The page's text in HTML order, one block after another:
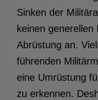
Sinken der
keinen
Abrüstung an.
führenden
eine Umrüstung
zu erkennen.